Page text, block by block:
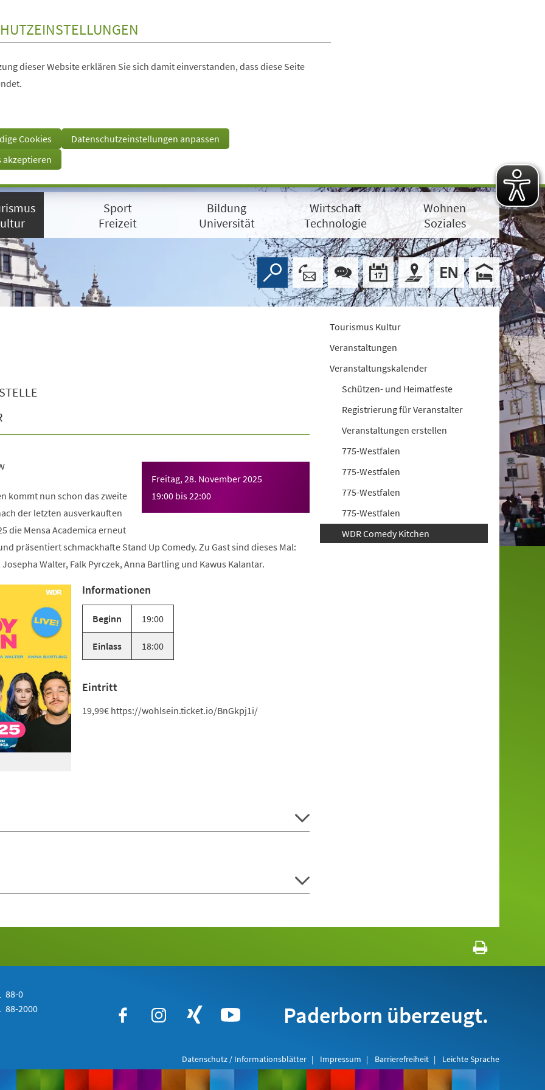
dieser Website erklären Sie sich damit einverstanden, dass diese Seite
Cookies
Datenschutzeinstellungen anpassen
akzeptieren
Sport
Freizeit
Bildung
Universität
Wirtschaft
Technologie
Wohnen
Soziales
Freitag, 28. November 2025
19:00 bis22:00
kommt nun schon das zweite
der letzten ausverkauften
die Mensa Academica erneut
präsentiert schmackhafte Stand Up Comedy. Zu Gast sind dieses Mal:
Walter, Falk Pyrczek, Anna Bartling und Kawus Kalantar.
Informationen
Beginn 19:00
Einlass 18:00
Eintritt
19,99€ https://wohlsein.ticket.io/BnGkpj1i/
Tourismus Kultur
Veranstaltungen
Veranstaltungskalender
Schützen- und Heimatfeste
Registrierung für Veranstalter
Veranstaltungen erstellen
775-Westfalen
775-Westfalen
775-Westfalen
775-Westfalen
WDR Comedy Kitchen
88-0
88-2000 Paderborn überzeugt.
Datenschutz / Informationsblätter Impressum Barrierefreiheit Leichte Sprache